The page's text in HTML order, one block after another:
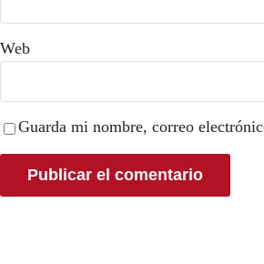
Web
Guarda mi nombre, correo